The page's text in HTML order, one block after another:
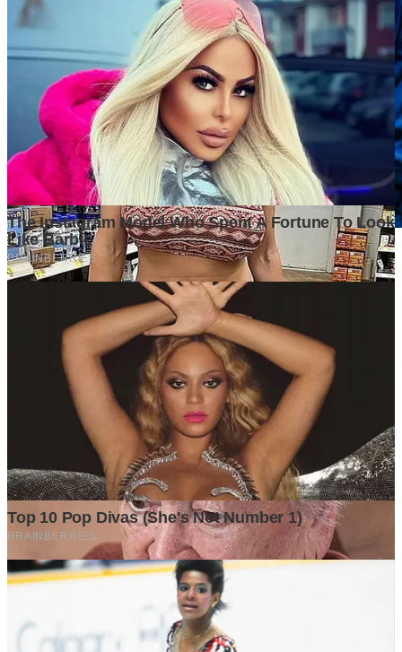
Mengapa Produksi Kendaraan Listrik Menjadi Kepentingan
Strategis Nasional Indonesia